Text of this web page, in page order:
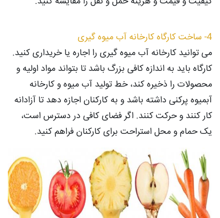
4- ساخت کارگاه کارخانه آب میوه گیری
می توانید کارخانه آب میوه گیری را اجاره یا خریداری کنید.
کارگاه باید به اندازه کافی بزرگ باشد تا بتواند مواد اولیه و
محصولات را ذخیره کند، خط تولید آب میوه و کارخانه
آبمیوه پرکنی داشته باشد و به کارکنان اجازه دهد تا آزادانه
کار کنند و حرکت کنند. اگر فضای کافی در دسترس است،
یک حمام و محل استراحت برای کارکنان فراهم کنید.